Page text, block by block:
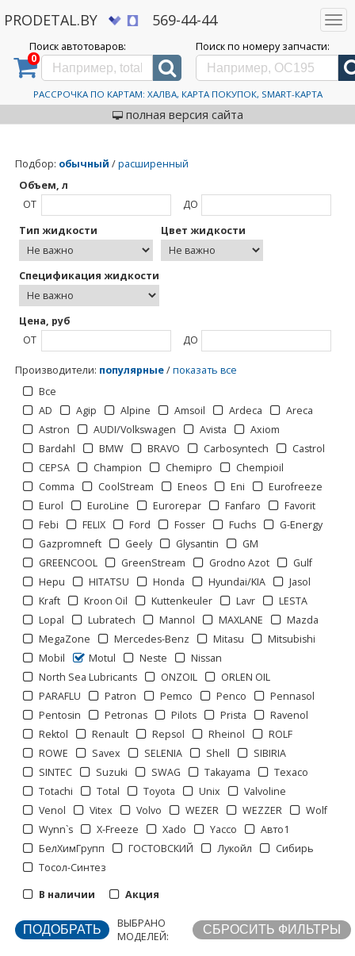
PRODETAL.BY 569-44-44
Поиск автотоваров:
0
Поиск по номеру запчасти:
РАССРОЧКА ПО КАРТАМ: ХАЛВА, КАРТА ПОКУПОК, SMART-КАРТА
полная версия сайта
Дискаунтер автозапчастей PRODETAL.BY > Каталог автотоваров > Motul
Motul
Подбор: обычный /расширенный
Объем, л
ОТ
ДО
Тип жидкости
Цвет жидкости
Спецификация жидкости
Цена, руб
ОТ
ДО
Производители: популярные/показать все
Все
AD
Agip Alpine Amsoil Ardeca
Areca
Astron
AUDI/Volkswagen Avista
Axiom
Bardahl
BMW BRAVO Carbosyntech
Castrol
CEPSA
Champion Chemipro
Chempioil
Comma
CoolStream Eneos Eni
Eurofreeze
Eurol
EuroLine Eurorepar Fanfaro
Favorit
Febi
FELIX Ford Fosser Fuchs
G-Energy
Gazpromneft
Geely Glysantin
GM
GREENCOOL
GreenStream Grodno Azot
Gulf
Hepu
HITATSU Honda Hyundai/KIA
Jasol
Kraft
Kroon Oil Kuttenkeuler Lavr
LESTA
Lopal
Lubratech Mannol MAXLANE
Mazda
MegaZone
Mercedes-Benz Mitasu
Mitsubishi
Mobil
Motul Neste
Nissan
North Sea Lubricants
ONZOIL
ORLEN OIL
PARAFLU
Patron Pemco Penco
Pennasol
Pentosin
Petronas Pilots Prista
Ravenol
Rektol
Renault Repsol Rheinol
ROLF
ROWE
Savex SELENIA Shell
SIBIRIA
SINTEC
Suzuki SWAG Takayama
Texaco
Totachi
Total Toyota Unix
Valvoline
Venol
Vitex Volvo WEZER WEZZER
Wolf
Wynn`s
X-Freeze Xado Yacco
Авто1
БелХимГрупп
ГОСТОВСКИЙ Лукойл
Сибирь
Тосол-Синтез
В наличии
Акция
ВЫБРАНО
МОДЕЛЕЙ:
Отображать по:
1 2 >